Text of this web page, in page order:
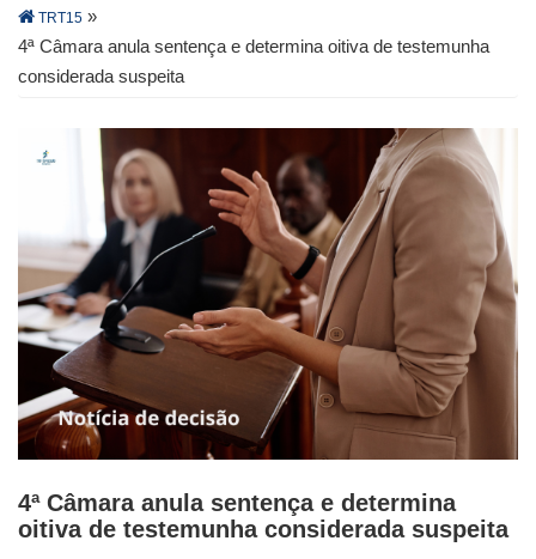
Trilha
de
navegação
TRT15 »
4ª Câmara anula sentença e determina oitiva de testemunha
considerada suspeita
4ª Câmara anula sentença e determina
oitiva de testemunha considerada suspeita